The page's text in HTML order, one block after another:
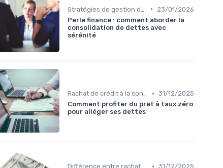
•
23/01/2026
Perle finance : comment aborder la
consolidation de dettes avec
sérénité
Rachat de crédit à la consommation • 31/12/2025
Comment profiter du prêt à taux zéro
pour alléger ses dettes
• 31/12/2025